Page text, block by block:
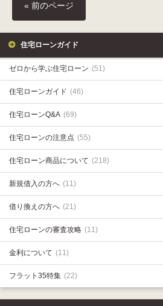
« 前のページ
住宅ローンガイド
ゼロから学ぶ住宅ローン (51)
住宅ローンガイド (46)
住宅ローンQ&A (69)
住宅ローンの注意点 (55)
住宅ローン商品について (218)
新規借入の方へ (11)
借り換えの方へ (21)
住宅ローンの審査攻略 (11)
金利について (11)
フラット35特集 (22)